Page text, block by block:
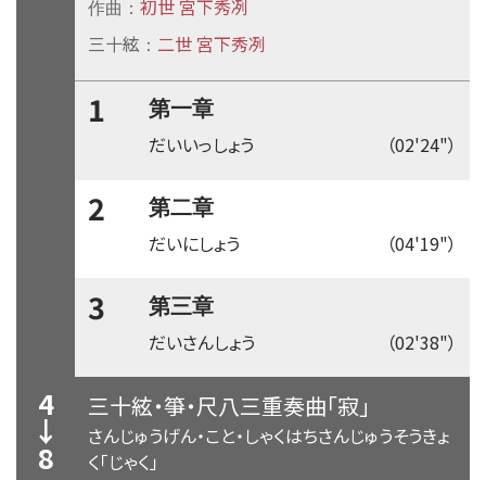
作曲： 初世 宮下秀冽
三十絃 ： 二世 宮下秀冽
1 第一章
（02'24"）
だいいっしょう
2 第二章
（04'19"）
だいにしょう
3 第三章
（02'38"）
だいさんしょう
4
↓
8
三十絃・箏・尺八三重奏曲「寂」
さんじゅうげん・こと・しゃくはちさんじゅうそうきょ
く「じゃく」